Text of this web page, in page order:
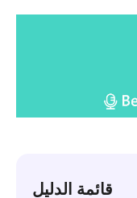
قائمة الدليل